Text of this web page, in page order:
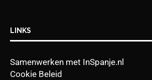
LINKS
Samenwerken met InSpanje.nl
Cookie Beleid